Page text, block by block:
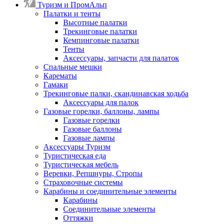
Туризм и ПромАльп
Палатки и тенты
Высотные палатки
Трекинговые палатки
Кемпинговые палатки
Тенты
Аксессуары, запчасти для палаток
Спальные мешки
Карематы
Гамаки
Трекинговые палки, скандинавская ходьба
Аксессуары для палок
Газовые горелки, баллоны, лампы
Газовые горелки
Газовые баллоны
Газовые лампы
Аксессуары Туризм
Туристическая еда
Туристическая мебель
Веревки, Репшнуры, Стропы
Страховочные системы
Карабины и соединительные элементы
Карабины
Соединительные элементы
Оттяжки